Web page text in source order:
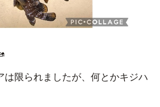
は限られましたが、何とかキジハ